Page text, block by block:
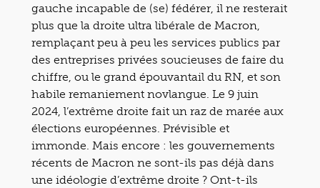
gauche incapable de (se) fédérer, il ne resterait
plus que la droite ultra libérale de Macron,
remplaçant peu à peu les services publics par
des entreprises privées soucieuses de faire du
chiffre, ou le grand épouvantail du RN, et son
habile remaniement novlangue. Le 9 juin
2024, l’extrême droite fait un raz de marée aux
élections européennes. Prévisible et
immonde. Mais encore : les gouvernements
récents de Macron ne sont-ils pas déjà dans
une idéologie d’extrême droite ? Ont-t-ils